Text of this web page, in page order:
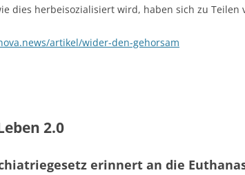
dies herbeisozialisiert wird, haben sich zu Teilen
artikel/wider-den-gehorsam
2.0
erinnert an die